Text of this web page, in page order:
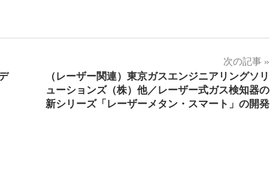
次の記事
（レーザー関連）東京ガスエンジニアリングソリ
ューションズ（株）他／レーザー式ガス検知器の
新シリーズ「レーザーメタン・スマート」の開発